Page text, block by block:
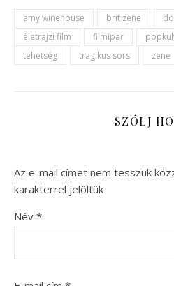
amy winehouse brit zene
életrajzi film
filmipar
tehetség
tragikus sors zene
SZÓLJ
Az e-mail címet nem tesszük
karakterrel jelöltük
Név *